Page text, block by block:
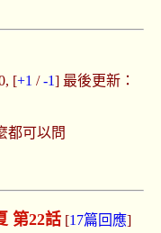
[+1 /-1] 最後更新：
都可以問
第22話[17篇回應]